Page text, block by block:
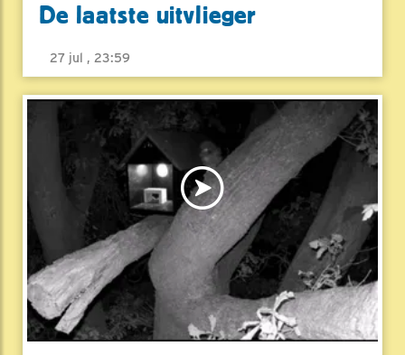
De laatste uitvlieger
27 jul , 23:59